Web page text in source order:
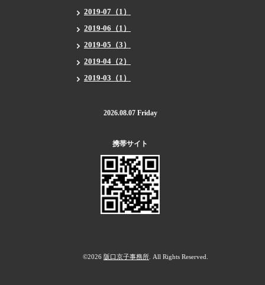
2019-07（1）
2019-06（1）
2019-05（3）
2019-04（2）
2019-03（1）
2026.08.07 Friday
携帯サイト
©2026 阪口京子事務所 . All Rights Reserved.